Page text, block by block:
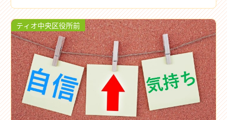
ティオ中央区役所前